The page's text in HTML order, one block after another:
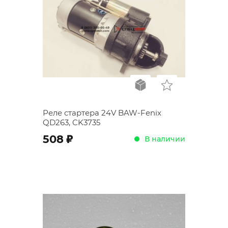
Реле стартера 24V BAW-Fenix
QD263, CK3735
508 ; В наличии